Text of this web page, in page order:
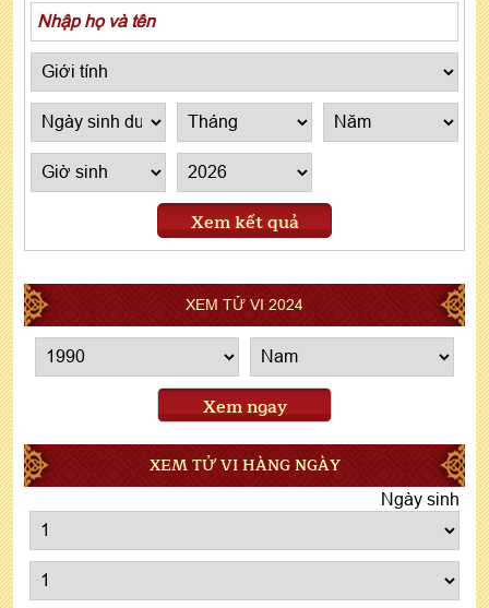
Xem kết quả
XEM TỬ VI 2024
Xem ngay
XEM TỬ VI HÀNG NGÀY
Ngày sinh